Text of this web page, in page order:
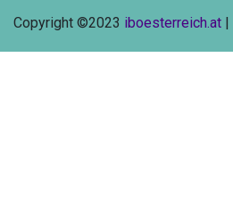
Copyright ©2023 iboesterreich.at |